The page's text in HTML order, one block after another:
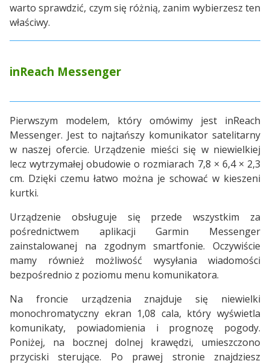
warto sprawdzić, czym się różnią, zanim wybierzesz ten
właściwy.
inReach Messenger
Pierwszym modelem, który omówimy jest inReach
Messenger. Jest to najtańszy komunikator satelitarny
w naszej ofercie. Urządzenie mieści się w niewielkiej
lecz wytrzymałej obudowie o rozmiarach 7,8 × 6,4 × 2,3
cm. Dzięki czemu łatwo można je schować w kieszeni
kurtki.
Urządzenie obsługuje się przede wszystkim za
pośrednictwem aplikacji Garmin Messenger
zainstalowanej na zgodnym smartfonie. Oczywiście
mamy również możliwość wysyłania wiadomości
bezpośrednio z poziomu menu komunikatora.
Na froncie urządzenia znajduje się niewielki
monochromatyczny ekran 1,08 cala, który wyświetla
komunikaty, powiadomienia i prognozę pogody.
Poniżej, na bocznej dolnej krawędzi, umieszczono
przyciski sterujące. Po prawej stronie znajdziesz